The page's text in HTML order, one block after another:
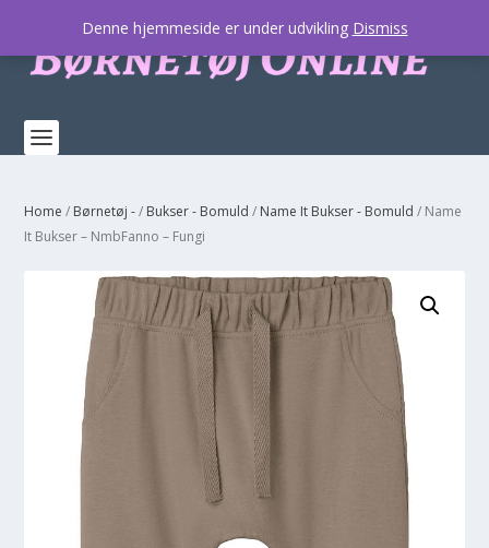
Home / Børnetøj -/ Bukser - Bomuld / Name It Bukser - Bomuld / Name
It Bukser – NmbFanno – Fungi
Denne hjemmeside er under udvikling Dismiss